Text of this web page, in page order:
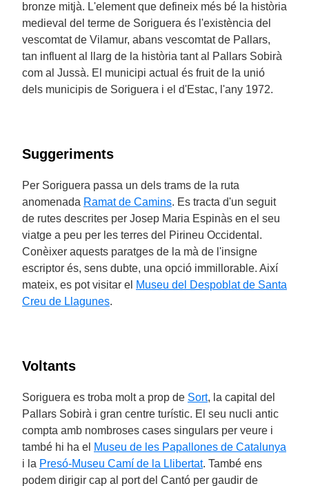
bronze mitjà. L'element que defineix més bé la història
medieval del terme de Soriguera és l'existència del
vescomtat de Vilamur, abans vescomtat de Pallars,
tan influent al llarg de la història tant al Pallars Sobirà
com al Jussà. El municipi actual és fruit de la unió
dels municipis de Soriguera i el d'Estac, l'any 1972.
Suggeriments
Per Soriguera passa un dels trams de la ruta
anomenada Ramat de Camins. Es tracta d'un seguit
de rutes descrites per Josep Maria Espinàs en el seu
viatge a peu per les terres del Pirineu Occidental.
Conèixer aquests paratges de la mà de l'insigne
escriptor és, sens dubte, una opció immillorable. Així
mateix, es pot visitar el Museu del Despoblat de Santa
Creu de Llagunes.
Voltants
Soriguera es troba molt a prop de Sort, la capital del
Pallars Sobirà i gran centre turístic. El seu nucli antic
compta amb nombroses cases singulars per veure i
també hi ha el Museu de les Papallones de Catalunya
i la Presó-Museu Camí de la Llibertat. També ens
podem dirigir cap al port del Cantó per gaudir de